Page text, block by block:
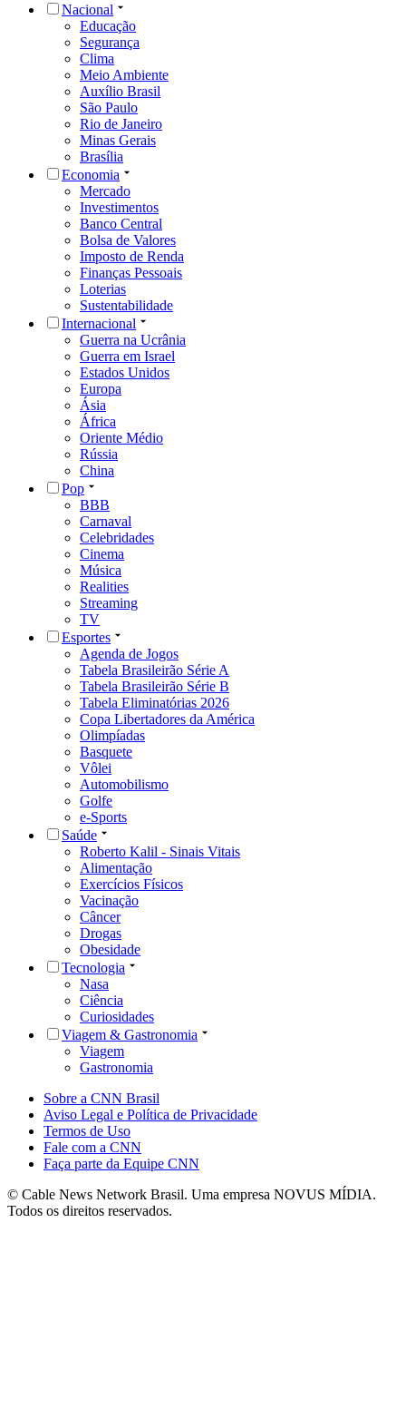
Nacional
Educação
Segurança
Clima
Meio Ambiente
Auxílio Brasil
São Paulo
Rio de Janeiro
Minas Gerais
Brasília
Economia
Mercado
Investimentos
Banco Central
Bolsa de Valores
Imposto de Renda
Finanças Pessoais
Loterias
Sustentabilidade
Internacional
Guerra na Ucrânia
Guerra em Israel
Estados Unidos
Europa
Ásia
África
Oriente Médio
Rússia
China
Pop
BBB
Carnaval
Celebridades
Cinema
Música
Realities
Streaming
TV
Esportes
Agenda de Jogos
Tabela Brasileirão Série A
Tabela Brasileirão Série B
Tabela Eliminatórias 2026
Copa Libertadores da América
Olimpíadas
Basquete
Vôlei
Automobilismo
Golfe
e-Sports
Saúde
Roberto Kalil - Sinais Vitais
Alimentação
Exercícios Físicos
Vacinação
Câncer
Drogas
Obesidade
Tecnologia
Nasa
Ciência
Curiosidades
Viagem & Gastronomia
Viagem
Gastronomia
Sobre a CNN Brasil
Aviso Legal e Política de Privacidade
Termos de Uso
Fale com a CNN
Faça parte da Equipe CNN
© Cable News Network Brasil. Uma empresa NOVUS MÍDIA.
Todos os direitos reservados.